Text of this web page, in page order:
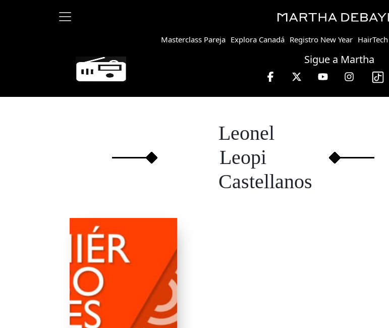
Masterclass Pareja Explora Canadá Registro New Year HairTech
Sigue a Martha
Martha Debayle en W, lunes a viernes de 10 a 13 hrs.
Leonel
Leopi
Castellanos